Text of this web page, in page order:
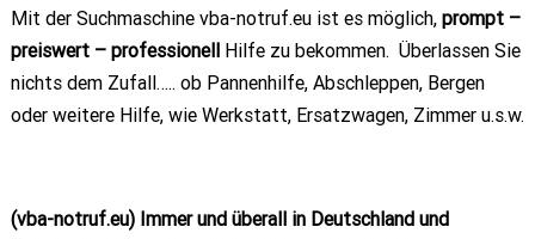
Mit der Suchmaschine vba-notruf.eu ist es möglich, prompt –
preiswert – professionell
Hilfe zu bekommen. Überlassen Sie
nichts dem Zufall….. ob Pannenhilfe, Abschleppen, Bergen
oder weitere Hilfe, wie Werkstatt, Ersatzwagen, Zimmer u.s.w.
(vba-notruf.eu) Immer und überall in Deutschland und